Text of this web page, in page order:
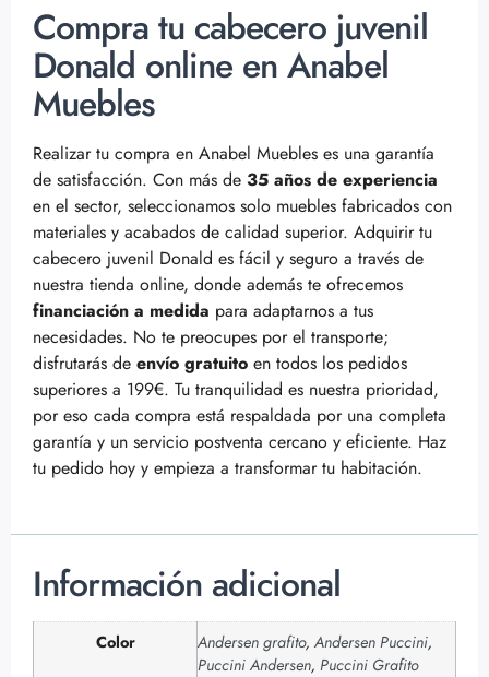
Compra tu cabecero juvenil
Donald online en Anabel
Muebles
Realizar tu compra en Anabel Muebles es una garantía
de satisfacción. Con más de 35 años de experiencia
en el sector, seleccionamos solo muebles fabricados con
materiales y acabados de calidad superior. Adquirir tu
cabecero juvenil Donald es fácil y seguro a través de
nuestra tienda online, donde además te ofrecemos
financiación a medida para adaptarnos a tus
necesidades. No te preocupes por el transporte;
disfrutarás de envío gratuito en todos los pedidos
superiores a 199€. Tu tranquilidad es nuestra prioridad,
por eso cada compra está respaldada por una completa
garantía y un servicio postventa cercano y eficiente. Haz
tu pedido hoy y empieza a transformar tu habitación.
Información adicional
Color Andersen grafito, Andersen Puccini,
Puccini Andersen, Puccini Grafito